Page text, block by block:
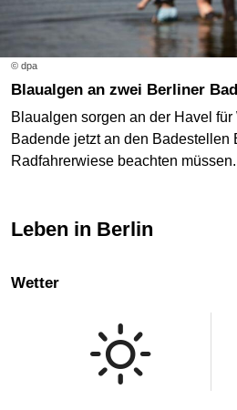
© dpa
Blaualgen an zwei Berliner
Blaualgen sorgen an der Havel
Badende jetzt an den Badestellen
Radfahrerwiese beachten müssen.
Leben in Berlin
Wetter